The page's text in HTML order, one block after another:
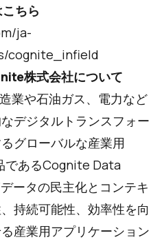
ちら
ja-
cognite_infield
株式会社について
業や石油ガス、電力など
デジタルトランスフォー
グローバルな産業用
であるCognite Data
ータの民主化とコンテキ
持続可能性、効率性を向
産業用アプリケーション